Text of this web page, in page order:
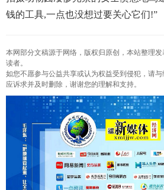
钱的工具,一点也没想过要关心它们!”
本网部分文稿源于网络，版权归原创，本站整理
读者。
如您不愿参与公益共享或认为权益受到侵犯，请
应诉求并及时删除，谢谢您的理解和支持。